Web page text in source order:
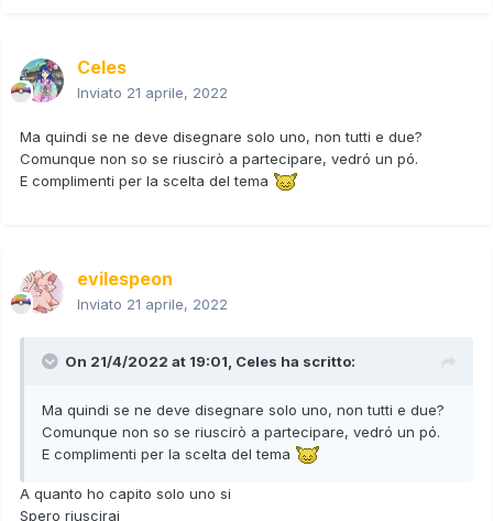
Celes
Inviato 21 aprile, 2022
Ma quindi se ne deve disegnare solo uno, non tutti e due?
Comunque non so se riuscirò a partecipare, vedró un pó.
E complimenti per la scelta del tema
evilespeon
Inviato 21 aprile, 2022
On 21/4/2022 at 19:01, Celes ha scritto:
Ma quindi se ne deve disegnare solo uno, non tutti e due?
Comunque non so se riuscirò a partecipare, vedró un pó.
E complimenti per la scelta del tema
A quanto ho capito solo uno si
Spero riuscirai